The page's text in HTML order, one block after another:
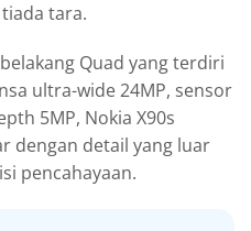
tara.
Quad yang terdiri
ultra-wide 24MP, sensor
5MP, Nokia X90s
dengan detail yang luar
pencahayaan.